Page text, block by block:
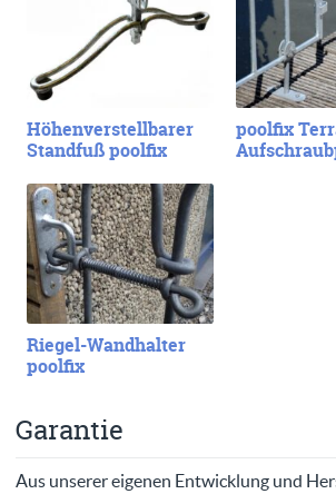
Höhenverstellbarer
Standfuß poolfix
poolfix
Riegel-Wandhalter
poolfix
Garantie
Aus unserer eigenen Entwicklung und